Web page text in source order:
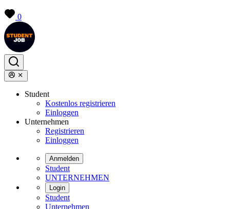
0
Student
Kostenlos registrieren
Einloggen
Unternehmen
Registrieren
Einloggen
Anmelden
Student
UNTERNEHMEN
Login
Student
Unternehmen